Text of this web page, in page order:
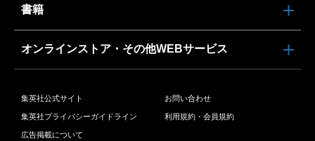
書籍
オンラインストア・その他WEBサービス
集英社公式サイト お問い合わせ
集英社プライバシーガイドライン 利用規約・会員規約
広告掲載について